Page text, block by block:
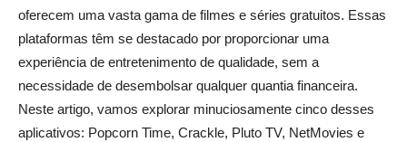
oferecem uma vasta gama de filmes e séries gratuitos. Essas
plataformas têm se destacado por proporcionar uma
experiência de entretenimento de qualidade, sem a
necessidade de desembolsar qualquer quantia financeira.
Neste artigo, vamos explorar minuciosamente cinco desses
aplicativos: Popcorn Time, Crackle, Pluto TV, NetMovies e